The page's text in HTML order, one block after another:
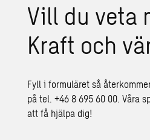
Vill du veta
Kraft och
Fyll i formuläret så
på tel. +46 8 695 60 00. Våra
att få hjälpa dig!